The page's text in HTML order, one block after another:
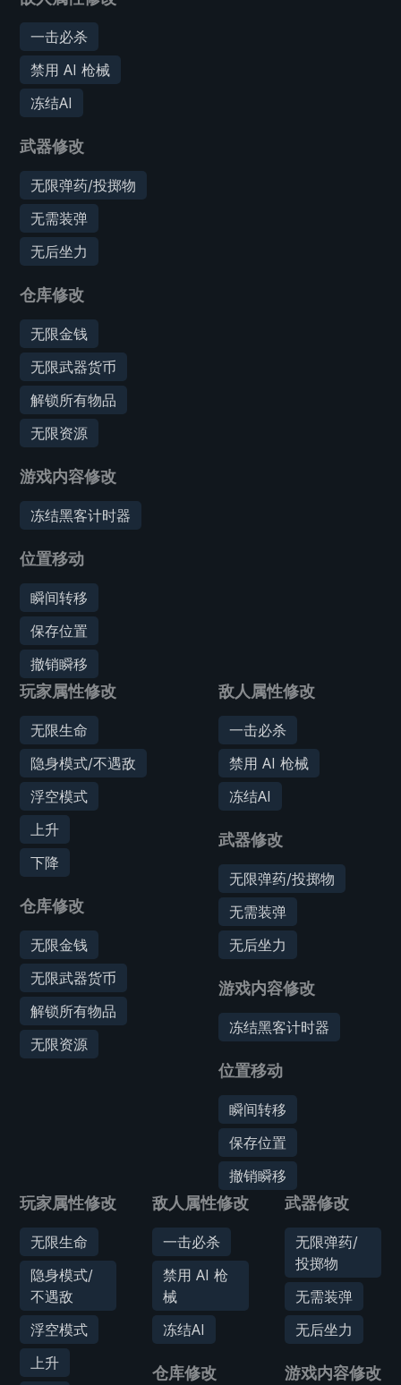
一击必杀
禁用 AI 枪械
冻结AI
武器修改
无限弹药/投掷物
无需装弹
无后坐力
仓库修改
无限金钱
无限武器货币
解锁所有物品
无限资源
游戏内容修改
冻结黑客计时器
位置移动
瞬间转移
保存位置
撤销瞬移
玩家属性修改
无限生命
隐身模式/不遇敌
浮空模式
上升
下降
仓库修改
无限金钱
无限武器货币
解锁所有物品
无限资源
敌人属性修改
一击必杀
禁用 AI 枪械
冻结AI
武器修改
无限弹药/投掷物
无需装弹
无后坐力
游戏内容修改
冻结黑客计时器
位置移动
瞬间转移
保存位置
撤销瞬移
玩家属性修改
无限生命
隐身模式/
不遇敌
浮空模式
上升
敌人属性修改
一击必杀
禁用 AI 枪
械
冻结AI
仓库修改
武器修改
无限弹药/
投掷物
无需装弹
无后坐力
游戏内容修改